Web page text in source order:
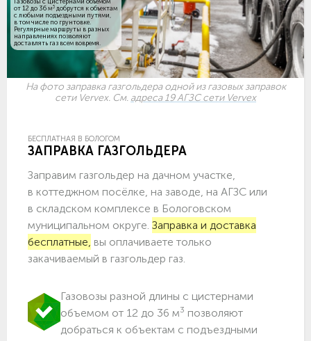
от 12 до 36 м3 добрутся к объектам
c любыми подъездными путями,
в том числе по грунтовке.
Регулярные маршруты в разных
направлениях позволяют
доставлять газ всем вовремя.
На фото заправка газгольдера одной из газовых заправок
сети Vervex. См. адреса 19 АГЗС сети Vervex
БЕСПЛАТНАЯ В БОЛОГОМ
ЗАПРАВКА ГАЗГОЛЬДЕРА
Заправим газгольдер на дачном участке,
в коттеджном посёлке, на заводе, на АГЗС или
в складском комплексе в Бологовском
муниципальном округе. Заправка и доставка
бесплатные, вы оплачиваете только
закачиваемый в газгольдер газ.
Газовозы разной длины с цистернами
объемом от 12 до 36 м3 позволяют
добраться к объектам c подъездными